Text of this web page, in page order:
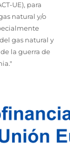
UE), para
natural y/o
gas natural y
la guerra de